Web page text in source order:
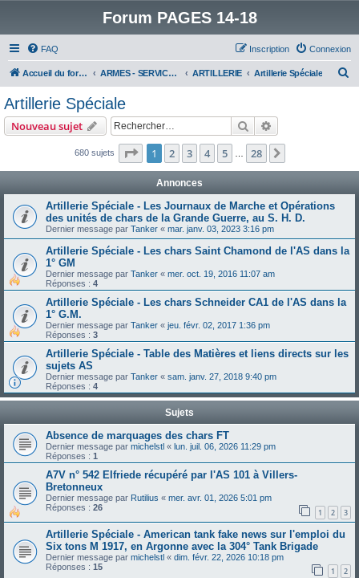
Forum PAGES 14-18
FAQ Connexion
Inscription
Accueil du forum ARMES - SERVICES - UNITES : historiques & discussions ARTILLERIE Artillerie Spéciale
Artillerie Spéciale
Nouveau sujet Rechercher
680 sujets Page 1sur28
1 2 3 4 5 28
Annonces
Artillerie Spéciale - Les Journaux de Marche et Opérations
des unités de chars de la Grande Guerre, au S. H. D.
Dernier message par Tanker « mar. janv. 03, 2023 3:16 pm
Artillerie Spéciale - Les chars Saint Chamond de l'AS dans la
1° GM
Dernier message par Tanker « mer. oct. 19, 2016 11:07 am
Réponses : 4
Artillerie Spéciale - Les chars Schneider CA1 de l'AS dans la
1° G.M.
Dernier message par Tanker « jeu. févr. 02, 2017 1:36 pm
Réponses : 3
Artillerie Spéciale - Table des Matières et liens directs sur les
sujets AS
Dernier message par Tanker « sam. janv. 27, 2018 9:40 pm
Réponses : 4
Sujets
Absence de marquages des chars FT
Dernier message par michelstl « lun. juil. 06, 2026 11:29 pm
Réponses : 1
A7V n° 542 Elfriede récupéré par l'AS 101 à Villers-
Bretonneux
Dernier message par Rutilius « mer. avr. 01, 2026 5:01 pm
Réponses : 26 1 2 3
Artillerie Spéciale - American tank fake news sur l'emploi du
Six tons M 1917, en Argonne avec la 304° Tank Brigade
Dernier message par michelstl « dim. févr. 22, 2026 10:18 pm
Réponses : 15 1 2